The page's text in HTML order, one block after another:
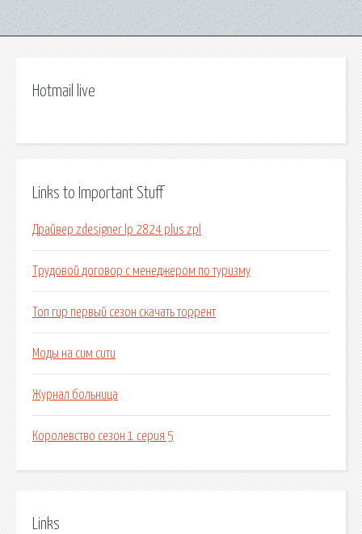
Hotmail live
Links to Important Stuff
Драйвер zdesigner lp 2824 plus zpl
Трудовой договор с менеджером по туризму
Топ гир первый сезон скачать торрент
Моды на сим сити
Журнал больница
Королевство сезон 1 серия 5
Links